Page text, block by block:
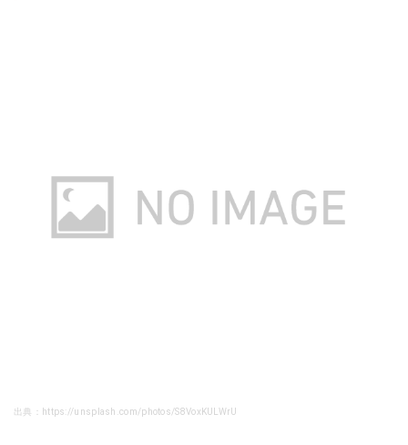
出典：https://unsplash.com/photos/S8VoxKULWrU